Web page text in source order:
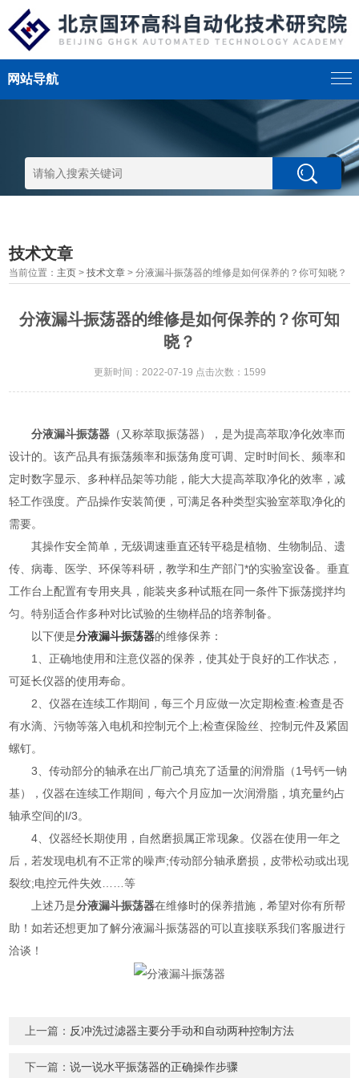
网站导航
技术文章
当前位置： 主页 >技术文章 > 分液漏斗振荡器的维修是如何保养的？你可知晓？
分液漏斗振荡器的维修是如何保养的？你可知
晓？
更新时间：2022-07-19 点击次数：1599
分液漏斗振荡器 （又称萃取振荡器），是为提高萃取净化效率而
设计的。该产品具有振荡频率和振荡角度可调、定时时间长、频率和
定时数字显示、多种样品架等功能，能大大提高萃取净化的效率，减
轻工作强度。产品操作安装简便，可满足各种类型实验室萃取净化的
需要。
其操作安全简单，无级调速垂直还转平稳是植物、生物制品、遗
传、病毒、医学、环保等科研，教学和生产部门*的实验室设备。垂直
工作台上配置有专用夹具，能装夹多种试瓶在同一条件下振荡搅拌均
匀。特别适合作多种对比试验的生物样品的培养制备。
以下便是分液漏斗振荡器的维修保养：
1、正确地使用和注意仪器的保养，使其处于良好的工作状态，
可延长仪器的使用寿命。
2、仪器在连续工作期间，每三个月应做一次定期检查:检查是否
有水滴、污物等落入电机和控制元个上;检查保险丝、控制元件及紧固
螺钉。
3、传动部分的轴承在出厂前己填充了适量的润滑脂（1号钙一钠
基），仪器在连续工作期间，每六个月应加一次润滑脂，填充量约占
轴承空间的I/3。
4、仪器经长期使用，自然磨损属正常现象。仪器在使用一年之
后，若发现电机有不正常的噪声;传动部分轴承磨损，皮带松动或出现
裂纹;电控元件失效……等
上述乃是分液漏斗振荡器在维修时的保养措施，希望对你有所帮
助！如若还想更加了解分液漏斗振荡器的可以直接联系我们客服进行
洽谈！
上一篇： 反冲洗过滤器主要分手动和自动两种控制方法
下一篇：说一说水平振荡器的正确操作步骤